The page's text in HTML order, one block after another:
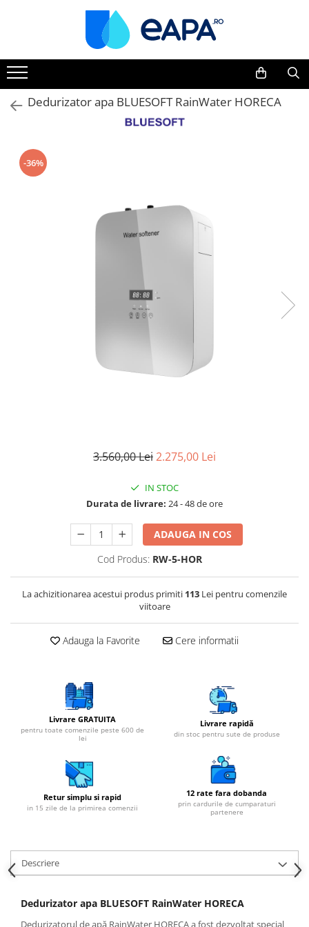
Toate Produsele
Dedurizare
Dedurizator tip Cabinet
Dedurizator Simplex
Carcase si filtre
Filtre 5"
Membrane osmoza inversa
Membrana Ultrafiltrare
Cartuse In-Line
Cartuse diverse
Cartuse atipice
Lampi UV de schimb
Microfiltrare
Ultrafiltrare
Sterilizare cu UV
Osmoza inversa
Sisteme fara pompa de presiune
Sisteme cu pompa de presiune
Sisteme profesionale
Statii automate
Deferizare cu Pyrolox
Dedurizator apa BLUESOFT RainWater HORECA
-36%
3.560,00 Lei2.275,00 Lei
IN STOC
Durata de livrare: 24 - 48 de ore
ADAUGA IN COS
Cod Produs: RW-5-HOR
La achizitionarea acestui produs primiti 113 Lei pentru comenzile
viitoare
Adauga la Favorite Cere informatii
Livrare GRATUITA
pentru toate comenzile peste 600 de
lei
Livrare rapidă
din stoc pentru sute de produse
Retur simplu si rapid
in 15 zile de la primirea comenzii
12 rate fara dobanda
prin cardurile de cumparaturi
partenere
Descriere
Dedurizator apa BLUESOFT RainWater HORECA
Dedurizatorul de apă RainWater HORECA a fost dezvoltat special